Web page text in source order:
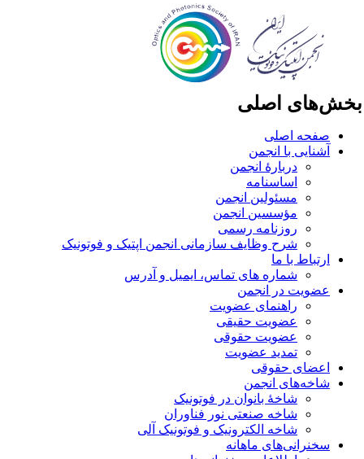
اصلی
صفحه اصلی
آشنایی با انجمن
دربارۀ انجمن
اساسنامه
مسئولین انجمن
مؤسسین انجمن
روزنامه رسمی
شرح وظایف سازمانی انجمن اپتیک و فوتونیک
ارتباط با ما
شماره های تماس، ایمیل و آدرس
عضویت در انجمن
راهنمای عضویت
عضویت حقیقی
عضویت حقوقی
تمدید عضویت
اعضای حقوقی
شاخه‌های انجمن
شاخۀ بانوان در فوتونیک
شاخه صنعتی نور فناوران
شاخه‌ الکترونیک و فوتونیک آلی
سخنرانی‌های ماهانه